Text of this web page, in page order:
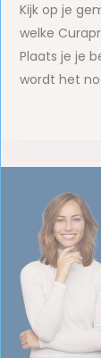
Kijk op je
welke
Plaats je je
wordt het